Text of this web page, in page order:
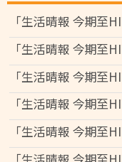
「生活晴報 今期至
「生活晴報 今期至
「生活晴報 今期至
「生活晴報 今期至
「生活晴報 今期至